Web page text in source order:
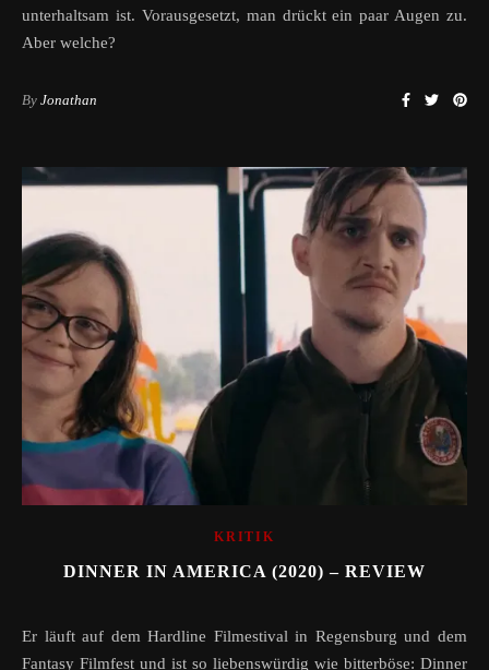
unterhaltsam ist. Vorausgesetzt, man drückt ein paar Augen zu.
Aber welche?
By Jonathan
KRITIK
DINNER IN AMERICA (2020) – REVIEW
Er läuft auf dem Hardline Filmestival in Regensburg und dem
Fantasy Filmfest und ist so liebenswürdig wie bitterböse: Dinner